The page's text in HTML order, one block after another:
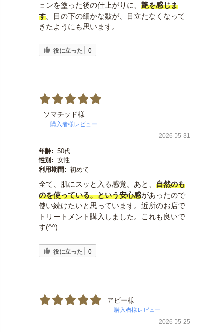
ョンを塗った後の仕上がりに、 艶を感じま
す。目の下の細かな皺が、目立たなくなって
きたようにも思います。
役に立った 0
ソマチッド様
2026-05-31
年齢: 50代
性別: 女性
利用期間: 初めて
全て、肌にスッと入る感覚。あと、 自然のも
のを使っている。という安心感があったので
使い続けたいと思っています。近所のお店で
トリートメント購入しました。これも良いで
す(^^)
役に立った 0
アビー様
2026-05-25